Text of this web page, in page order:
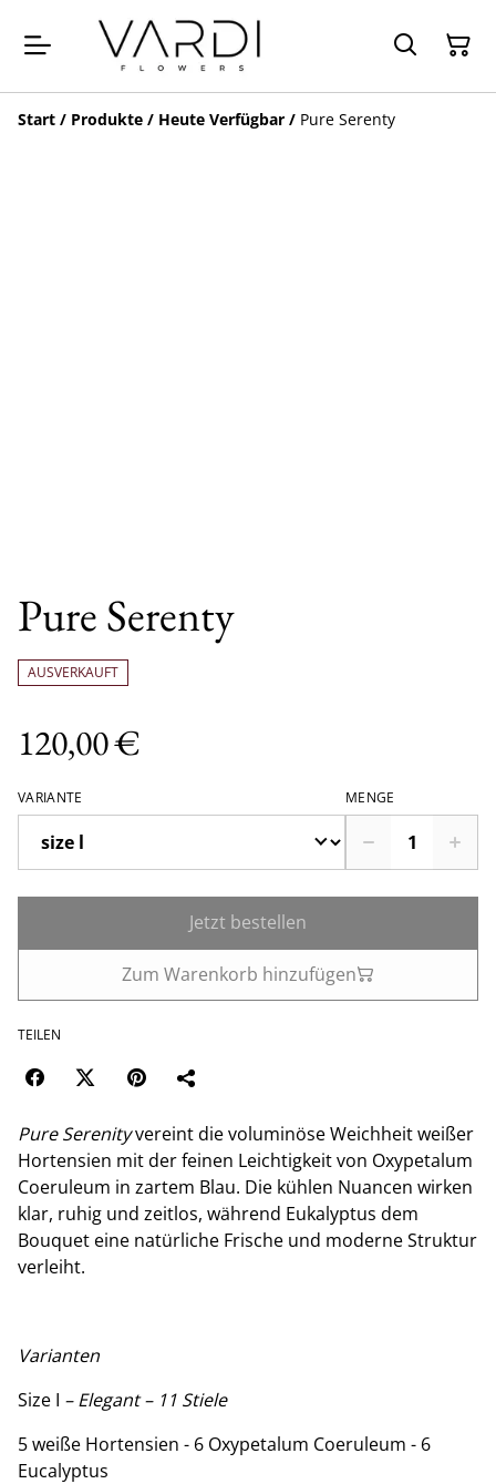
Start / Produkte / Heute Verfügbar / Pure Serenty
Pure Serenty
AUSVERKAUFT
120,00 €
VARIANTE MENGE
Jetzt bestellen
Zum Warenkorb hinzufügen
TEILEN
Pure Serenityvereint die voluminöse Weichheit weißer
Hortensien mit der feinen Leichtigkeit von Oxypetalum
Coeruleum in zartem Blau. Die kühlen Nuancen wirken
klar, ruhig und zeitlos, während Eukalyptus dem
Bouquet eine natürliche Frische und moderne Struktur
verleiht.
Varianten
Size I – Elegant – 11 Stiele
5 weiße Hortensien - 6 Oxypetalum Coeruleum - 6
Eucalyptus